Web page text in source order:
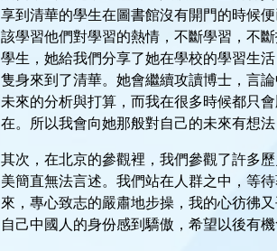
享到清華的學生在圖書館沒有開門的時候
該學習他們對學習的熱情，不斷學習，不
學生，她給我們分享了她在學校的學習生
隻身來到了清華。她會繼續攻讀博士，言
未來的分析與打算，而我在很多時候都只
在。所以我會向她那般對自己的未來有想法
其次，在北京的參觀裡，我們參觀了許多
美簡直無法言述。我們站在人群之中，等
來，專心致志的嚴肅地步操，我的心彷彿
自己中國人的身份感到驕傲，希望以後有機